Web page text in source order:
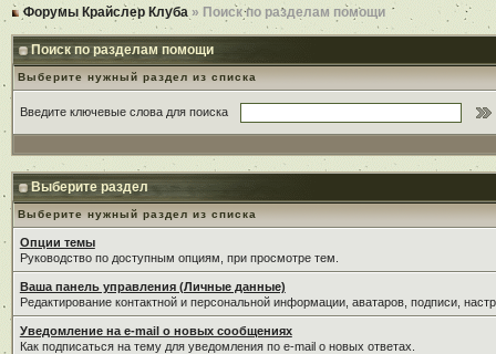
Форумы Крайслер Клуба » Поиск по разделам помощи
Поиск по разделам помощи
Выберите нужный раздел из списка
Введите ключевые слова для поиска
Выберите раздел
Выберите нужный раздел из списка
Опции темы
Руководство по доступным опциям, при просмотре тем.
Ваша панель управления (Личные данные)
Редактирование контактной и персональной информации, аватаров, подписи,
Уведомление на e-mail о новых сообщениях
Как подписаться на тему для уведомления по e-mail о новых ответах.